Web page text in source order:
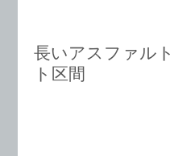
長いアスファル
ト区間